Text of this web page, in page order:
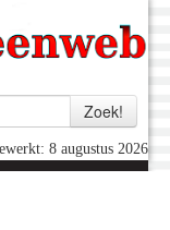
8 augustus 2026